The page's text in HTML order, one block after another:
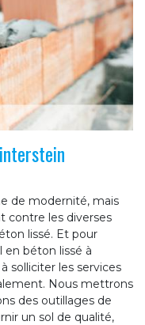
de modernité, mais
contre les diverses
lissé. Et pour
en béton lissé à
solliciter les services
Nous mettrons
des outillages de
un sol de qualité,